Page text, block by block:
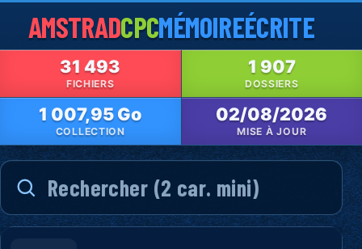
AMSTRADCPCMÉMOIREÉCRITE
31 493
FICHIERS
1 907
DOSSIERS
1 007,95 Go
COLLECTION
02/08/2026
MISE À JOUR